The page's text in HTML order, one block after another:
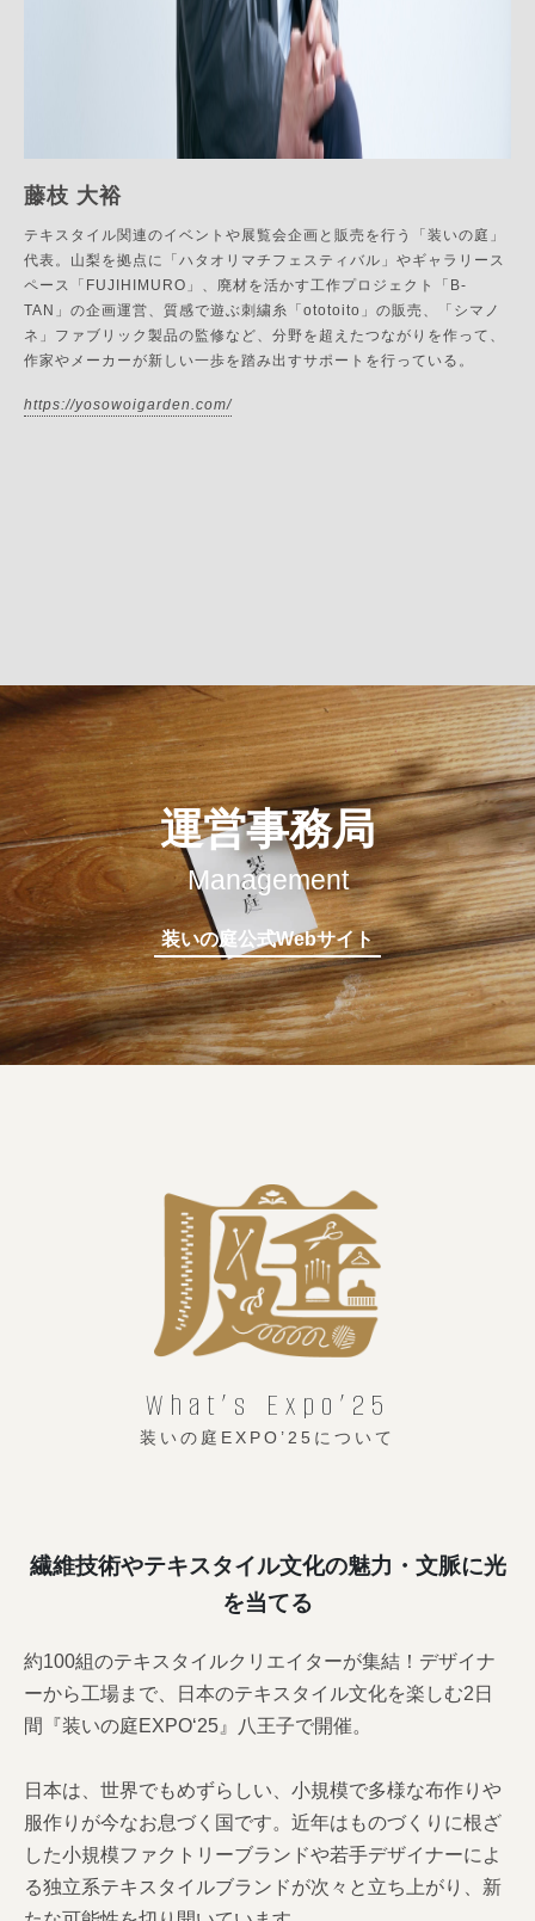
藤枝 大裕
テキスタイル関連のイベントや展覧会企画と販売を行う「装いの庭」
代表。山梨を拠点に「ハタオリマチフェスティバル」やギャラリース
ペース「FUJIHIMURO」、廃材を活かす工作プロジェクト「B-
TAN」の企画運営、質感で遊ぶ刺繍糸「ototoito」の販売、「シマノ
ネ」ファブリック製品の監修など、分野を超えたつながりを作って、
作家やメーカーが新しい一歩を踏み出すサポートを行っている。
https://yosowoigarden.com/
運営事務局
Management
装いの庭公式Webサイト
What’s Expo’25
装いの庭EXPO’25について
繊維技術やテキスタイル文化の魅力・文脈に光
を当てる
約100組のテキスタイルクリエイターが集結！デザイナ
ーから工場まで、日本のテキスタイル文化を楽しむ2日
間『装いの庭EXPO‘25』八王子で開催。
日本は、世界でもめずらしい、小規模で多様な布作りや
服作りが今なお息づく国です。近年はものづくりに根ざ
した小規模ファクトリーブランドや若手デザイナーによ
る独立系テキスタイルブランドが次々と立ち上がり、新